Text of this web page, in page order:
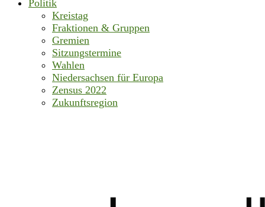
Politik
Kreistag
Fraktionen & Gruppen
Gremien
Sitzungstermine
Wahlen
Niedersachsen für Europa
Zensus 2022
Zukunftsregion